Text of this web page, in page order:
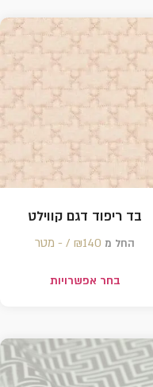
בד ריפוד דגם קווילט
החל מ ₪ 140 /‏‏‎ ‎- מטר
בחר אפשרויות